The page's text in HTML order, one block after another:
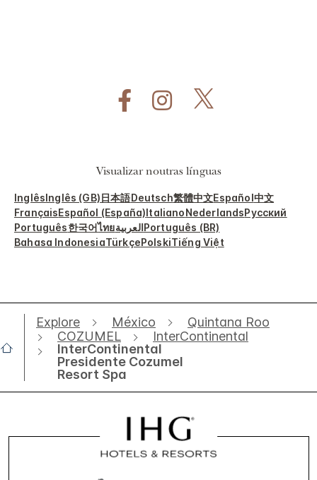
Visualizar noutras línguas
InglêsInglês (GB)日本語Deutsch繁體中文Español中文
FrançaisEspañol (España)ItalianoNederlandsРусский
Português한국어ไทยالعربيةPortuguês (BR)
Bahasa IndonesiaTürkçePolskiTiếng Việt
Explore México
Quintana Roo
COZUMEL
InterContinental
InterContinental
Presidente Cozumel
Resort Spa